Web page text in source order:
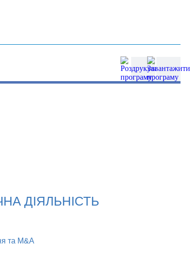
ДІЯЛЬНІСТЬ
та M&A